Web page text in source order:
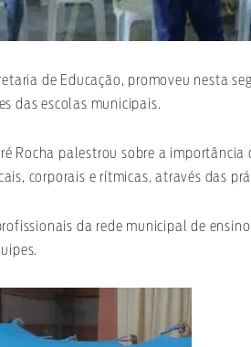
de Educação, promoveu nesta
das escolas municipais.
Rocha palestrou sobre a
corporais e rítmicas, através das
da rede municipal de